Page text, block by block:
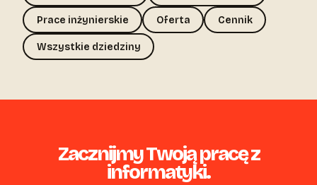
Prace inżynierskie Oferta Cennik
Wszystkie dziedziny
Zacznijmy Twoją pracę z
informatyki.